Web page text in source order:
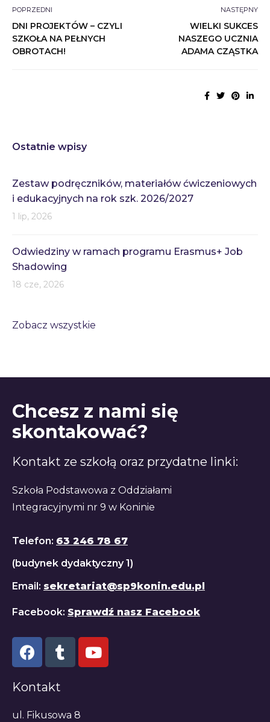
POPRZEDNI
DNI PROJEKTÓW – CZYLI
SZKOŁA NA PEŁNYCH
OBROTACH!
NASTĘPNY
WIELKI SUKCES
NASZEGO UCZNIA
ADAMA CZĄSTKA
Ostatnie wpisy
Zestaw podręczników, materiałów ćwiczeniowych
i edukacyjnych na rok szk. 2026/2027
1 lip, 2026
Odwiedziny w ramach programu Erasmus+ Job
Shadowing
18 cze, 2026
Zobacz wszystkie
Chcesz z nami się
skontakować?
Kontakt ze szkołą oraz przydatne linki:
Szkoła Podstawowa z Oddziałami
Integracyjnymi nr 9 w Koninie
Telefon: 63 246 78 67
(budynek dydaktyczny 1)
Email: sekretariat@sp9konin.edu.pl
Facebook: Sprawdź nasz Facebook
Kontakt
ul. Fikusowa 8